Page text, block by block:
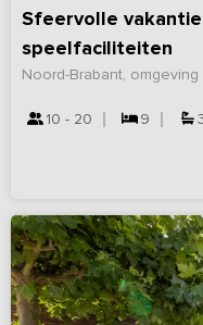
Sfeervolle
speelfaciliteiten
Noord-Brabant, omgeving
10 - 20 9